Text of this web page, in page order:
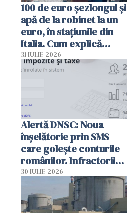
100 de euro șezlongul și
apă de la robinet la un
euro, în stațiunile din
Italia. Cum explică
autoritățile
31 IULIE 2026
Alertă DNSC: Noua
înșelătorie prin SMS
care golește conturile
românilor. Infractorii
folosesc numele
Ghișeul.ro și al Poliției
Române
30 IULIE 2026